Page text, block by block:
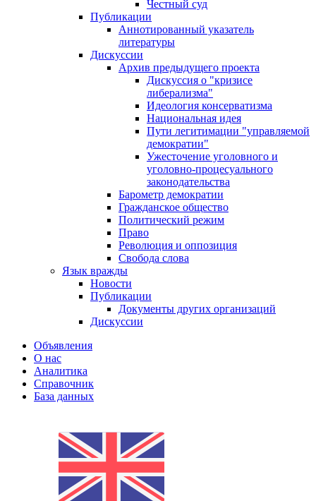
Честный суд
Публикации
Аннотированный указатель
литературы
Дискуссии
Архив предыдущего проекта
Дискуссия о "кризисе
либерализма"
Идеология консерватизма
Национальная идея
Пути легитимации "управляемой
демократии"
Ужесточение уголовного и
уголовно-процесуального
законодательства
Барометр демократии
Гражданское общество
Политический режим
Право
Революция и оппозиция
Свобода слова
Язык вражды
Новости
Публикации
Документы других организаций
Дискуссии
Объявления
О нас
Аналитика
Справочник
База данных